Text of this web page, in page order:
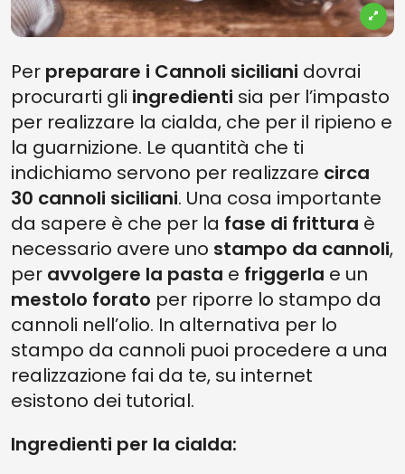
Per preparare i Cannoli siciliani dovrai
procurarti gli ingredienti sia per l’impasto
per realizzare la cialda, che per il ripieno e
la guarnizione. Le quantità che ti
indichiamo servono per realizzare circa
30 cannoli siciliani. Una cosa importante
da sapere è che per la fase di frittura è
necessario avere uno stampo da cannoli,
per avvolgere la pasta e friggerla e un
mestolo forato per riporre lo stampo da
cannoli nell’olio. In alternativa per lo
stampo da cannoli puoi procedere a una
realizzazione fai da te, su internet
esistono dei tutorial.
Ingredienti per la cialda: